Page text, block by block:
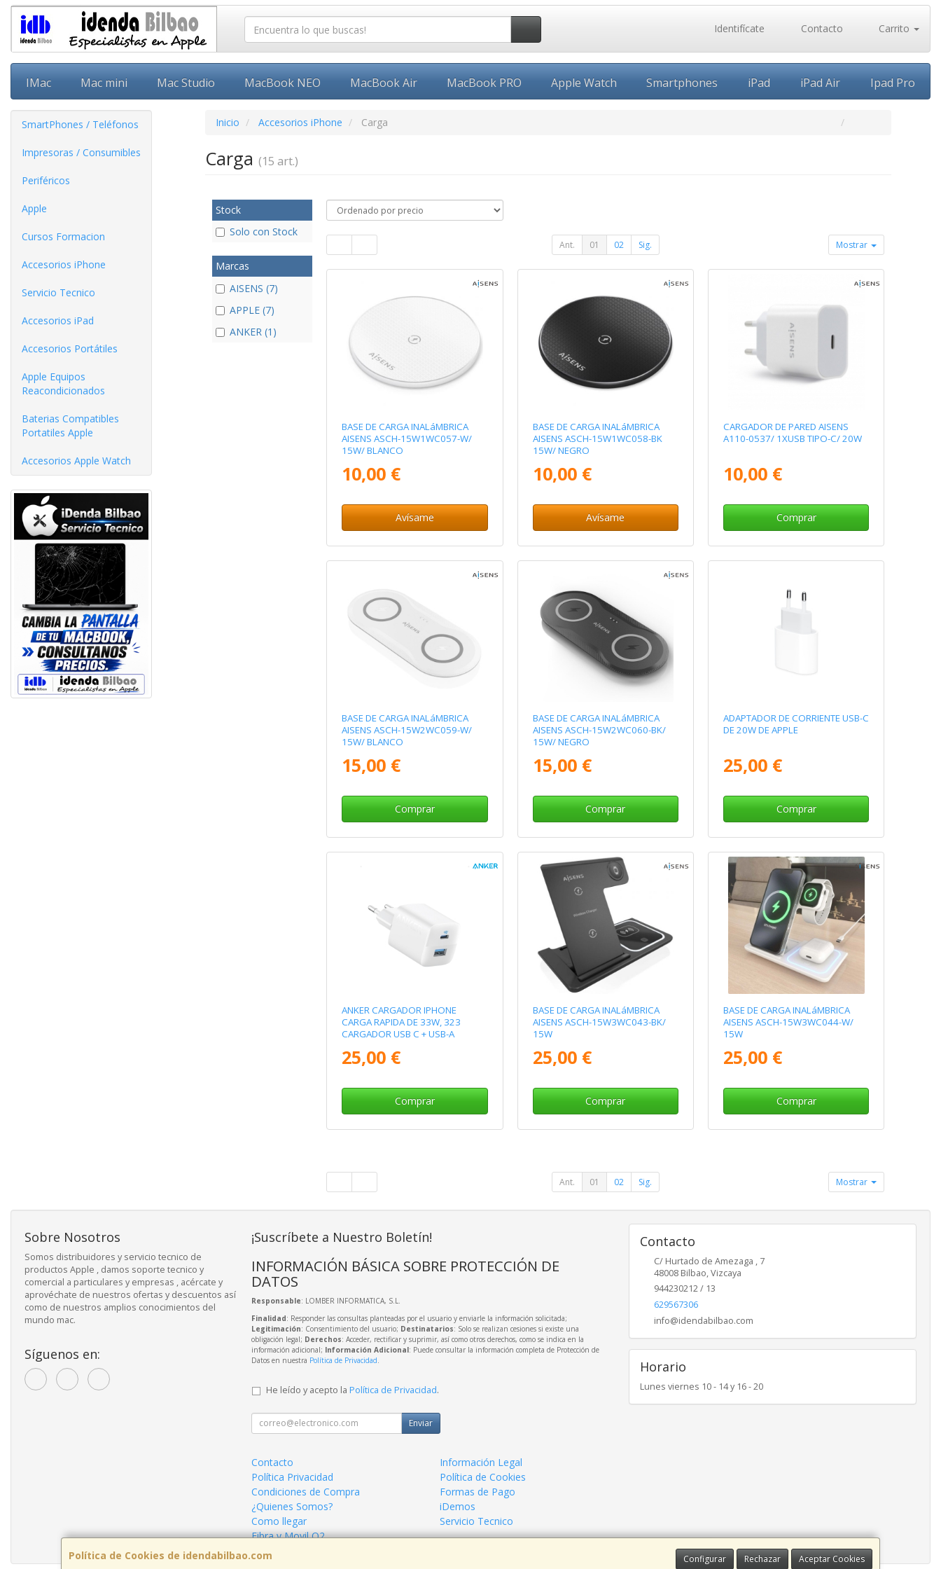
Identifícate Contacto Carrito
IMac Mac mini Mac Studio MacBook NEO MacBook Air MacBook PRO Apple Watch Smartphones iPad iPad Air Ipad Pro
SmartPhones / Teléfonos
Impresoras / Consumibles
Periféricos
Apple
Cursos Formacion
Accesorios iPhone
Servicio Tecnico
Accesorios iPad
Accesorios Portátiles
Apple Equipos
Reacondicionados
Baterias Compatibles
Portatiles Apple
Accesorios Apple Watch
Inicio Accesorios iPhone Carga
Carga (15 art.)
Stock
Solo con Stock
Marcas
AISENS (7)
APPLE (7)
ANKER (1)
Ant. 01 02 Sig. Mostrar
BASE DE CARGA INALáMBRICA
AISENS ASCH-15W1WC057-W/
15W/ BLANCO
10,00 €
Avísame
BASE DE CARGA INALáMBRICA
AISENS ASCH-15W1WC058-BK
15W/ NEGRO
10,00 €
Avísame
CARGADOR DE PARED AISENS
A110-0537/ 1XUSB TIPO-C/ 20W
10,00 €
Comprar
BASE DE CARGA INALáMBRICA
AISENS ASCH-15W2WC059-W/
15W/ BLANCO
15,00 €
Comprar
BASE DE CARGA INALáMBRICA
AISENS ASCH-15W2WC060-BK/
15W/ NEGRO
15,00 €
Comprar
ADAPTADOR DE CORRIENTE USB-C
DE 20W DE APPLE
25,00 €
Comprar
ANKER CARGADOR IPHONE
CARGA RAPIDA DE 33W, 323
CARGADOR USB C + USB-A
25,00 €
Comprar
BASE DE CARGA INALáMBRICA
AISENS ASCH-15W3WC043-BK/
15W
25,00 €
Comprar
BASE DE CARGA INALáMBRICA
AISENS ASCH-15W3WC044-W/
15W
25,00 €
Comprar
Ant. 01 02 Sig. Mostrar
Política de Cookies de idendabilbao.com Configurar Rechazar Aceptar Cookies
Sobre Nosotros
Somos distribuidores y servicio tecnico de
productos Apple , damos soporte tecnico y
comercial a particulares y empresas , acércate y
aprovéchate de nuestros ofertas y descuentos así
como de nuestros amplios conocimientos del
mundo mac.
Síguenos en:
¡Suscríbete a Nuestro Boletín!
INFORMACIÓN BÁSICA SOBRE PROTECCIÓN DE
DATOS
Responsable: LOMBER INFORMATICA, S.L.
Finalidad: Responder las consultas planteadas por el usuario y enviarle la información solicitada;
Legitimación: Consentimiento del usuario; Destinatarios: Solo se realizan cesiones si existe una
obligación legal; Derechos: Acceder, rectificar y suprimir, así como otros derechos, como se indica en la
información adicional; Información Adicional: Puede consultar la información completa de Protección de
Datos en nuestra Política de Privacidad
He leído y acepto la Política de Privacidad.
Enviar
Contacto
Información Legal
Política Privacidad
Política de Cookies
Condiciones de Compra
Formas de Pago
¿Quienes Somos?
iDemos
Como llegar
Servicio Tecnico
Fibra y Movil O2
Contacto
C/ Hurtado de Amezaga , 7
48008 Bilbao,Vizcaya
944230212 / 13
629567306
info@idendabilbao.com
Horario
Lunes viernes 10 - 14 y 16 - 20